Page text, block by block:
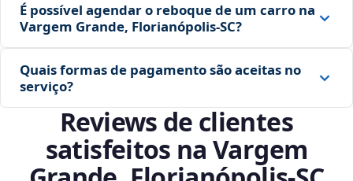
É possível agendar o reboque de um carro na
Vargem Grande, Florianópolis‑SC?
Quais formas de pagamento são aceitas no
serviço?
Reviews de clientes
satisfeitos na Vargem